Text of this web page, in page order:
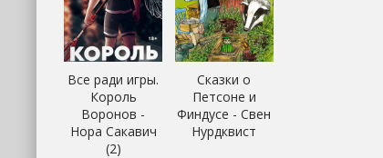
Все ради игры.
Король
Воронов -
Нора Сакавич
(2)
Сказки о
Петсоне и
Финдусе - Свен
Нурдквист